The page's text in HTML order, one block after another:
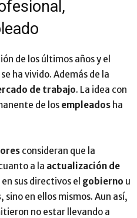
de los últimos años y el
ha vivido. Además de la
de trabajo. La idea con
de los empleados ha
consideran que la
a la actualización de
sus directivos el gobierno u
, sino en ellos mismos. Aun así,
no estar llevando a